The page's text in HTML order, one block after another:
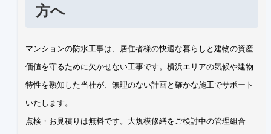
方へ
マンションの防水工事は、居住者様の快適な暮らしと建物の資産
価値を守るために欠かせない工事です。横浜エリアの気候や建物
特性を熟知した当社が、無理のない計画と確かな施工でサポート
いたします。
点検・お見積りは無料です。大規模修繕をご検討中の管理組合